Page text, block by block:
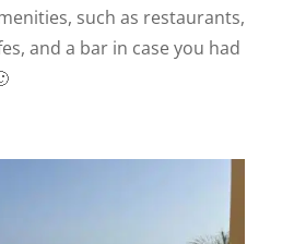
such as restaurants,
and a bar in case you had